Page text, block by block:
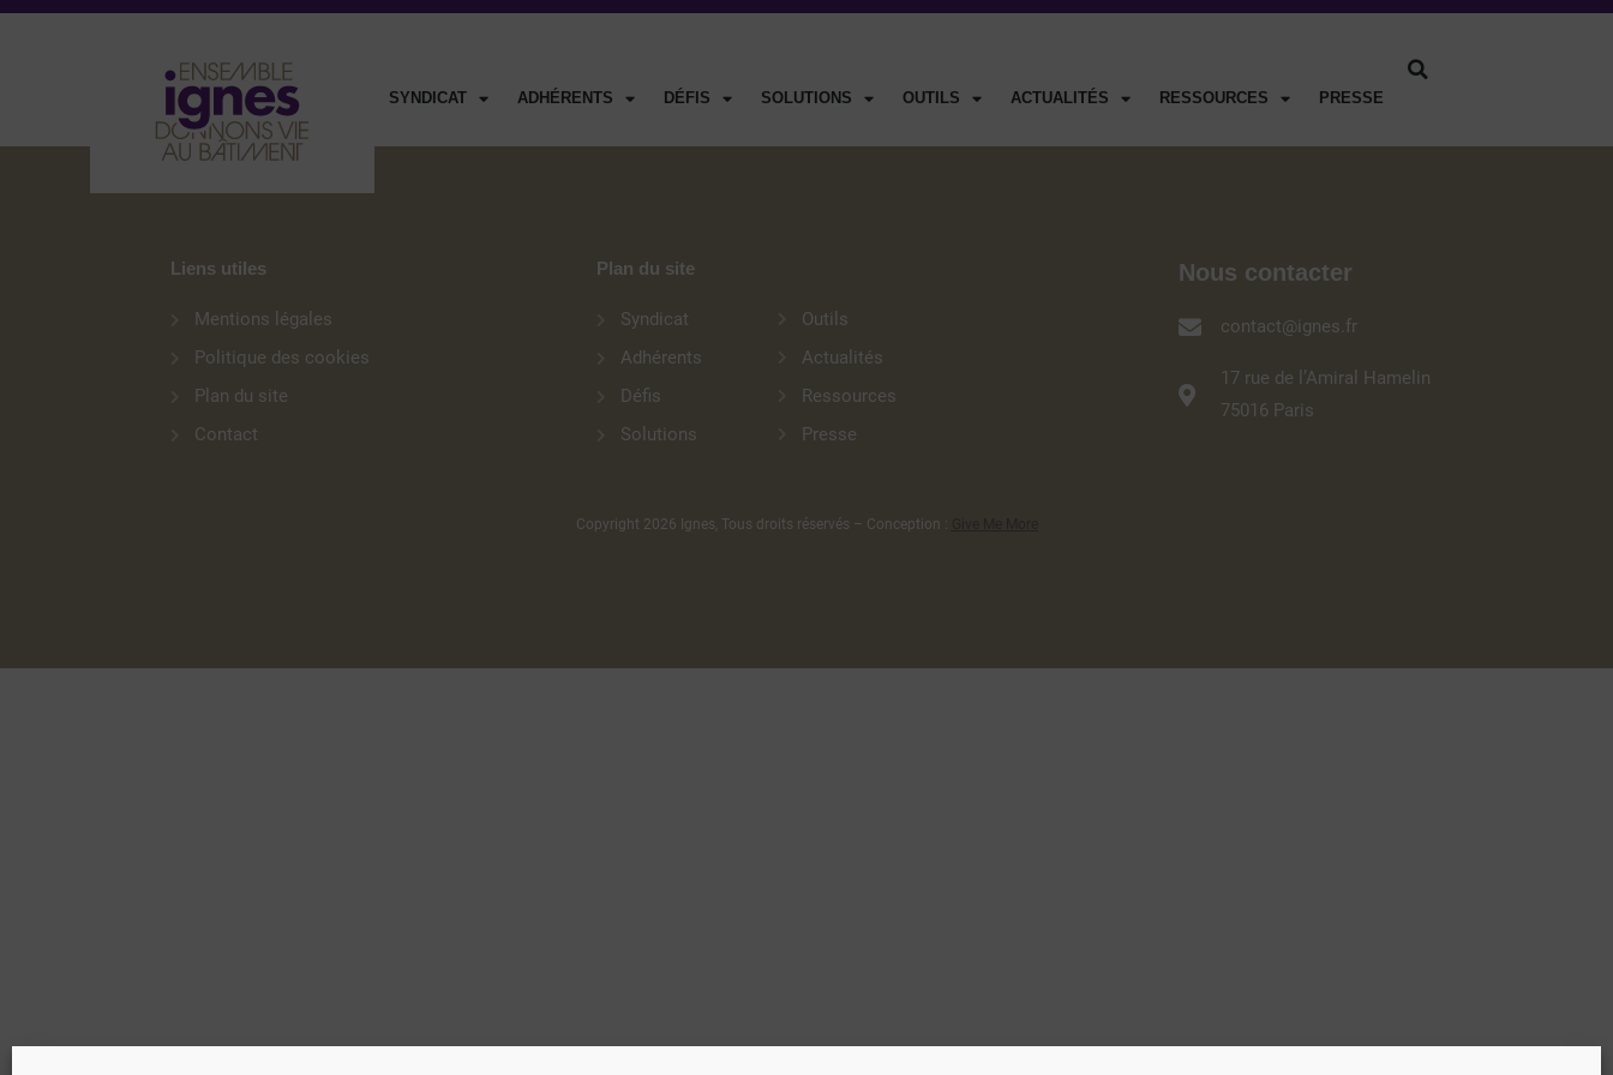
SYNDICAT ADHÉRENTS DÉFIS SOLUTIONS OUTILS ACTUALITÉS RESSOURCES PRESSE
Liens utiles
Mentions légales
Politique des cookies
Plan du site
Contact
Plan du site
Syndicat
Adhérents
Défis
Solutions
Outils
Actualités
Ressources
Presse
Nous contacter
contact@ignes.fr
17 rue de l’Amiral Hamelin
75016 Paris
Copyright 2026 Ignes, Tous droits réservés – Conception :